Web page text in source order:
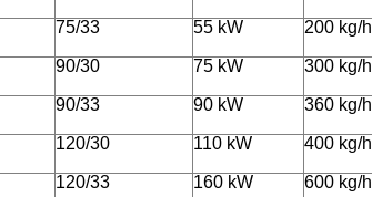
75/33 55 kW 200 kg/h
90/30 75 kW 300 kg/h
90/33 90 kW 360 kg/h
120/30 110 kW 400 kg/h
120/33 160 kW 600 kg/h